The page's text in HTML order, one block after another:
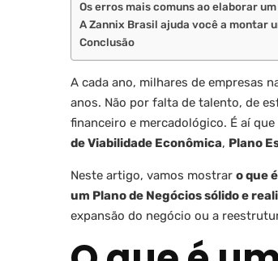
Os erros mais comuns ao elaborar
A Zannix Brasil ajuda você a montar
Conclusão
A cada ano, milhares de empresas
anos. Não por falta de talento, de
financeiro e mercadológico. É aí
de Viabilidade Econômica, Plano
Neste artigo, vamos mostrar o que é
um Plano de Negócios sólido e
expansão do negócio ou a